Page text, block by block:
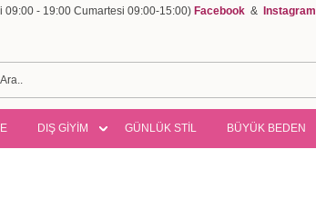
- 19:00 Cumartesi 09:00-15:00) Facebook & Instagram
DIŞ GİYİM GÜNLÜK STİL BÜYÜK BEDEN